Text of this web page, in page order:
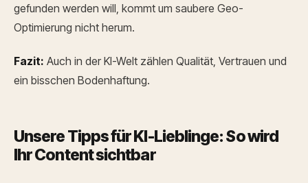
gefunden werden will, kommt um saubere Geo-
Optimierung nicht herum.
Fazit: Auch in der KI-Welt zählen Qualität, Vertrauen und
ein bisschen Bodenhaftung.
Unsere Tipps für KI-Lieblinge: So wird
Ihr Content sichtbar